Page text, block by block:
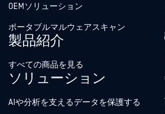
OEMソリューション
ポータブルマルウェアスキャン
製品紹介
すべての商品を見る
ソリューション
AIや分析を支えるデータを保護する